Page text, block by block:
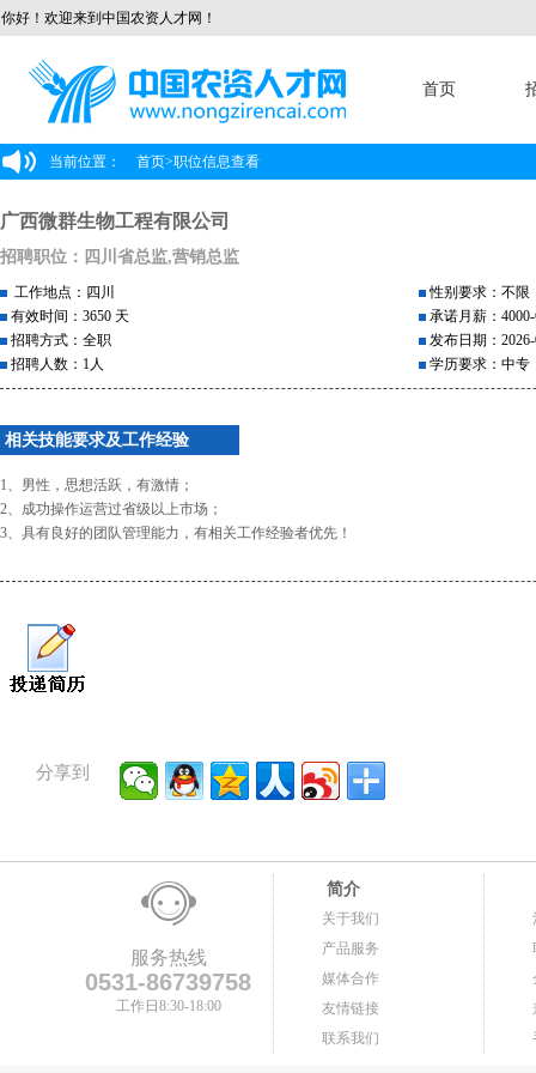
你好！欢迎来到中国农资人才网！
首页
当前位置： 首页>职位信息查看
广西微群生物工程有限公司
招聘职位：四川省总监,营销总监
工作地点：四川
有效时间：3650 天
招聘方式：全职
招聘人数：1人
性别要求：不限
承诺月薪：4000-
发布日期：
学历要求：中专
相关技能要求及工作经验
1、男性，思想活跃，有激情；
2、成功操作运营过省级以上市场；
3、具有良好的团队管理能力，有相关工作经验者优先！
分享到
服务热线
0531-86739758
工作日8:30-18:00
简介
关于我们
产品服务
媒体合作
友情链接
联系我们